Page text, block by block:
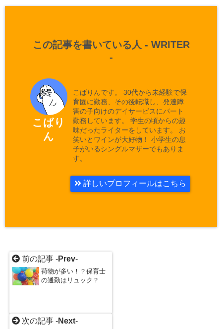
この記事を書いている人 - WRITER
-
こばり
ん
こばりんです。 30代から未経験で保
育園に勤務、その後転職し、発達障
害の子向けのデイサービスにパート
勤務しています。 学生の頃からの趣
味だったライターをしています。 お
笑いとワインが大好物！ 小学生の息
子がいるシングルマザーでもありま
す。
詳しいプロフィールはこちら
前の記事 -Prev-
荷物が多い！？保育士
の通勤はリュック？
次の記事 -Next-